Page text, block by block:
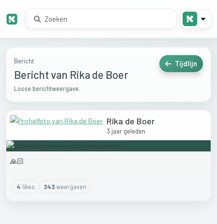
Bericht
Bericht van Rika de Boer
Losse berichtweergave.
Tijdlijn
Rika de Boer
3 jaar geleden
🙏🏻
4 likes 343weergaven